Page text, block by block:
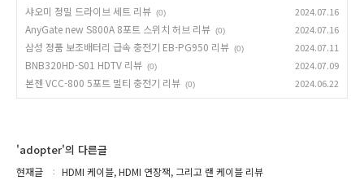
샤오미 정밀 드라이브 세트 리뷰 (0) 2024.07.16
AnyGate new S800A 8포트 스위치 허브 리뷰 (0) 2024.07.16
삼성 정품 보조배터리 급속 충전기 EB-PG950 리뷰 (0) 2024.07.11
BNB320HD-S01 HDTV 리뷰 (0) 2024.07.09
본젠 VCC-800 5포트 멀티 충전기 리뷰 (0) 2024.06.22
'adopter'의 다른글
현재글 HDMI 케이블, HDMI 연장잭, 그리고 랜 케이블 리뷰